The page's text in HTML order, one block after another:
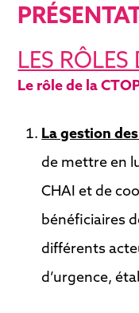
LES
Le rôle de la
La gestion
de mettre en
CHAI et de
bénéficiaires
différents
d’urgence,